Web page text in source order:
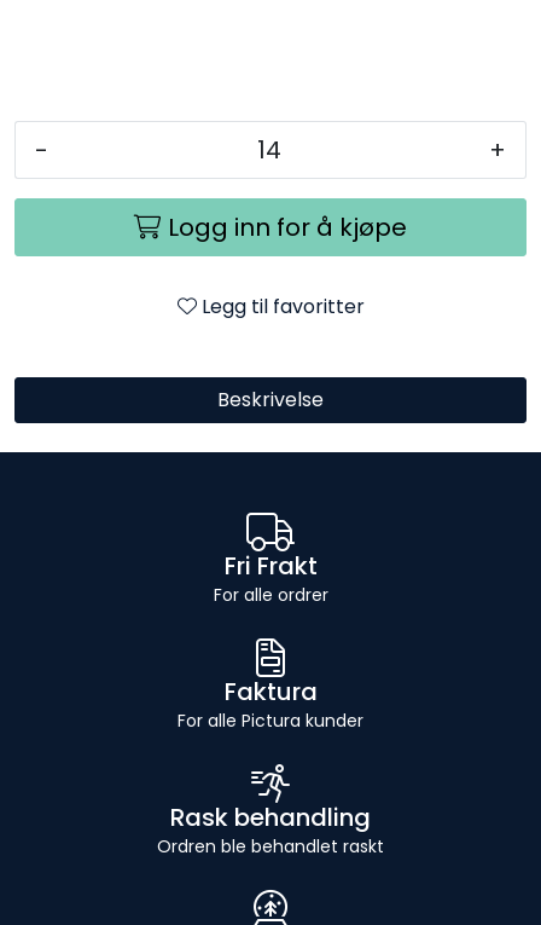
- +
Logg inn for å kjøpe
Legg til favoritter
Beskrivelse
Fri Frakt
For alle ordrer
Faktura
For alle Pictura kunder
Rask behandling
Ordren ble behandlet raskt